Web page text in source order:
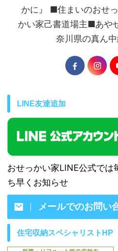
かに』 ■住まいのおせ
かい家己書道場主■あや
奈川県の真ん
LINE友達追加
おせっかい家LINE公式では
ち早くお知らせ
メールでのお問い
住宅収納スペシャリストHP